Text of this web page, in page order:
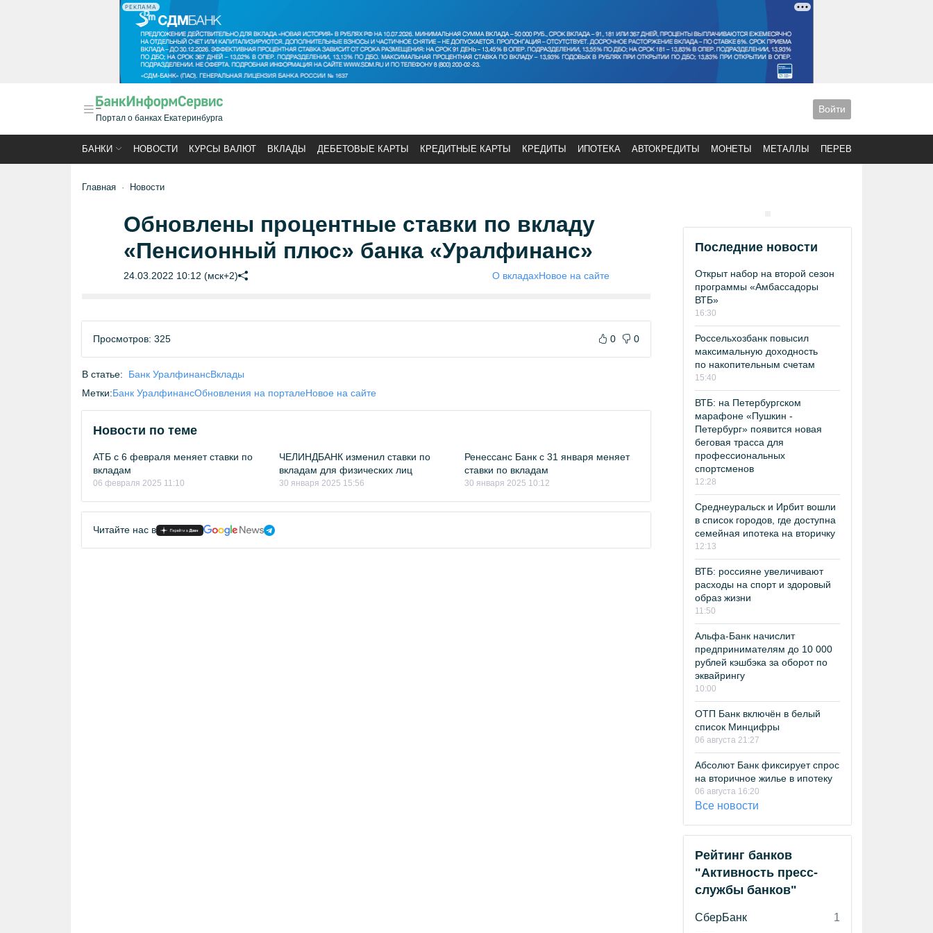
РЕКЛАМА
Портал о банках Екатеринбурга
Войти
БАНКИ НОВОСТИ КУРСЫ ВАЛЮТ ВКЛАДЫ ДЕБЕТОВЫЕ КАРТЫ КРЕДИТНЫЕ КАРТЫ КРЕДИТЫ ИПОТЕКА АВТОКРЕДИТЫ МОНЕТЫ МЕТАЛЛЫ ПЕРЕВОДЫ
Главная Новости
Обновлены процентные ставки по вкладу
«Пенсионный плюс» банка «Уралфинанс»
24.03.2022 10:12 (мск+2) О вкладахНовое на сайте
Просмотров: 325 0 0
В статье: Банк УралфинансВклады
Метки:Банк УралфинансОбновления на порталеНовое на сайте
Новости по теме
АТБ с 6 февраля меняет ставки по
вкладам
06 февраля 2025 11:10
ЧЕЛИНДБАНК изменил ставки по
вкладам для физических лиц
30 января 2025 15:56
Ренессанс Банк с 31 января меняет
ставки по вкладам
30 января 2025 10:12
Читайте нас в
Последние новости
Открыт набор на второй сезон
программы «Амбассадоры
ВТБ»
16:30
Россельхозбанк повысил
максимальную доходность
по накопительным счетам
15:40
ВТБ: на Петербургском
марафоне «Пушкин -
Петербург» появится новая
беговая трасса для
профессиональных
спортсменов
12:28
Среднеуральск и Ирбит вошли
в список городов, где доступна
семейная ипотека на вторичку
12:13
ВТБ: россияне увеличивают
расходы на спорт и здоровый
образ жизни
11:50
Альфа-Банк начислит
предпринимателям до 10 000
рублей кэшбэка за оборот по
эквайрингу
10:00
ОТП Банк включён в белый
список Минцифры
06 августа 21:27
Абсолют Банк фиксирует спрос
на вторичное жилье в ипотеку
06 августа 16:20
Все новости
Рейтинг банков
"Активность пресс-
службы банков"
СберБанк
1